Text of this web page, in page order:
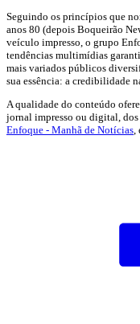
Seguindo os princípios que
anos 80 (depois Boqueirão
veículo impresso, o grupo
tendências multimídias
mais variados públicos
sua essência: a credibilidade
A qualidade do conteúdo
jornal impresso ou digital, dos
Enfoque - Manhã de Notícias